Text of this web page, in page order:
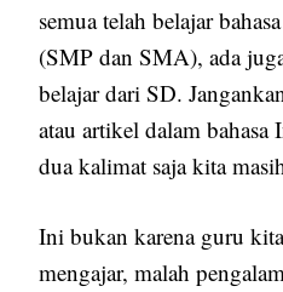
semua telah belajar
(SMP dan SMA), ada
belajar dari SD.
atau artikel dalam bahasa
dua kalimat saja kita
Ini bukan karena guru
mengajar, malah